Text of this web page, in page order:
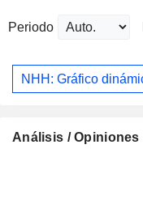
Periodo
NHH: Gráfico
Análisis / Opiniones